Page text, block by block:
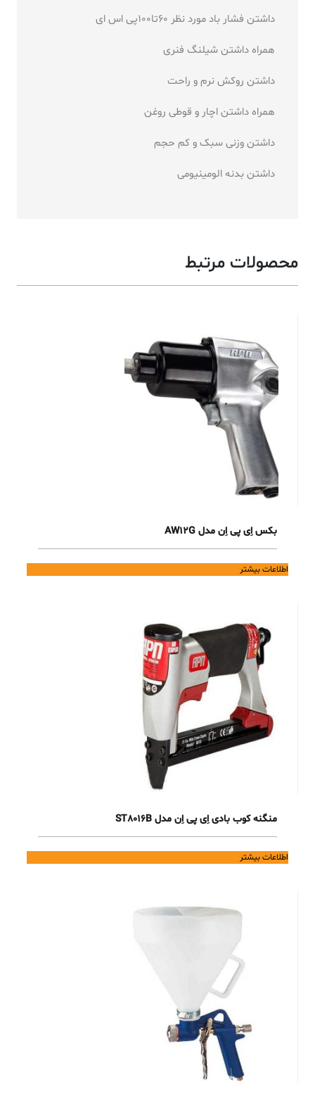
داشتن فشار باد مورد نظر 60تا100پی اس ای
همراه داشتن شیلنگ فنری
داشتن روکش نرم و راحت
همراه داشتن اچار و قوطی روغن
داشتن وزنی سبک و کم حجم
داشتن بدنه الومینیومی
محصولات مرتبط
بکس اِی پی اِن مدل AW12G
اطلاعات بیشتر
منگنه کوب بادی اِی پی اِن مدل ST8016B
اطلاعات بیشتر